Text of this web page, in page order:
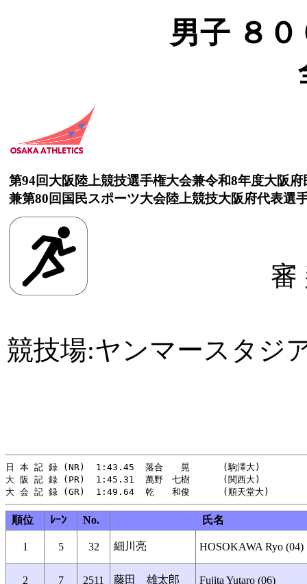
男子 ８０
第94回大阪陸上競技選手権大会兼令和8年度大阪
兼第80回国民スポーツ大会陸上競技大阪府代表選
審
競技場:ヤンマースタジ
日 本 記 録 (NR)  1:43.45  落合　　晃      (駒澤大)    　
大 阪 記 録 (PR)  1:45.31  萬野　七樹      (関西大)　　
順位 ﾚｰﾝ No. 氏名
1 5 32 細川亮 HOSOKAWA Ryo (04)
2 7 2511 藤田 雄太郎 Fujita Yutaro (06)